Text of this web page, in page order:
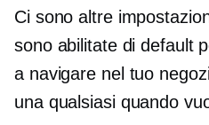
Ci sono altre
sono abilitate di default
a navigare nel tuo
una qualsiasi quando